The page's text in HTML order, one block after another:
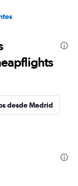
desde Madrid